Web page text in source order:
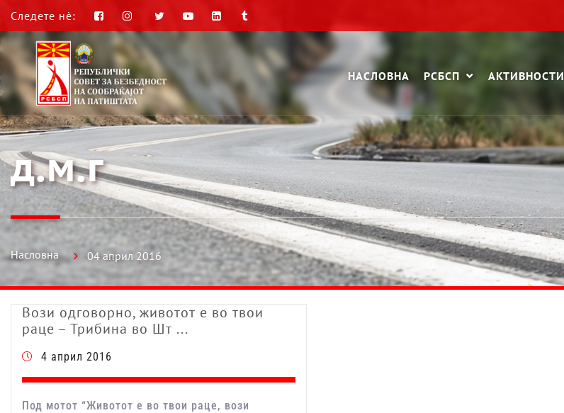
Следете нè:
НАСЛОВНА РСБСП АКТИВНОСТИ
д.м.г
Насловна 04 април 2016
Вози одговорно, животот е во твои
раце – Трибина во Шт ...
4 април 2016
Под мотот “Животот е во твои раце, вози